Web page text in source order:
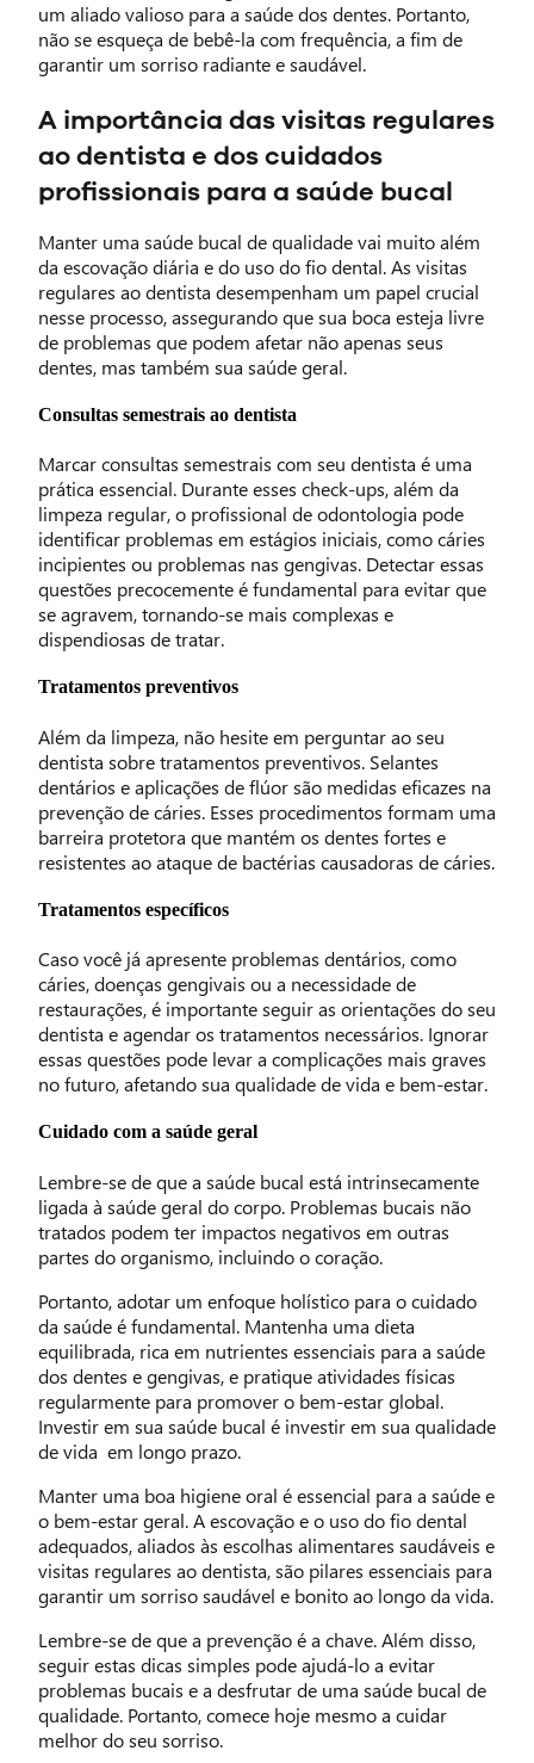
um aliado valioso para a saúde dos dentes. Portanto,
não se esqueça de bebê-la com frequência, a fim de
garantir um sorriso radiante e saudável.
A importância das visitas regulares
ao dentista e dos cuidados
profissionais para a saúde bucal
Manter uma saúde bucal de qualidade vai muito além
da escovação diária e do uso do fio dental. As visitas
regulares ao dentista desempenham um papel crucial
nesse processo, assegurando que sua boca esteja livre
de problemas que podem afetar não apenas seus
dentes, mas também sua saúde geral.
Consultas semestrais ao dentista
Marcar consultas semestrais com seu dentista é uma
prática essencial. Durante esses check-ups, além da
limpeza regular, o profissional de odontologia pode
identificar problemas em estágios iniciais, como cáries
incipientes ou problemas nas gengivas. Detectar essas
questões precocemente é fundamental para evitar que
se agravem, tornando-se mais complexas e
dispendiosas de tratar.
Tratamentos preventivos
Além da limpeza, não hesite em perguntar ao seu
dentista sobre tratamentos preventivos. Selantes
dentários e aplicações de flúor são medidas eficazes na
prevenção de cáries. Esses procedimentos formam uma
barreira protetora que mantém os dentes fortes e
resistentes ao ataque de bactérias causadoras de cáries.
Tratamentos específicos
Caso você já apresente problemas dentários, como
cáries, doenças gengivais ou a necessidade de
restaurações, é importante seguir as orientações do seu
dentista e agendar os tratamentos necessários. Ignorar
essas questões pode levar a complicações mais graves
no futuro, afetando sua qualidade de vida e bem-estar.
Cuidado com a saúde geral
Lembre-se de que a saúde bucal está intrinsecamente
ligada à saúde geral do corpo. Problemas bucais não
tratados podem ter impactos negativos em outras
partes do organismo, incluindo o coração.
Portanto, adotar um enfoque holístico para o cuidado
da saúde é fundamental. Mantenha uma dieta
equilibrada, rica em nutrientes essenciais para a saúde
dos dentes e gengivas, e pratique atividades físicas
regularmente para promover o bem-estar global.
Investir em sua saúde bucal é investir em sua qualidade
de vida em longo prazo.
Manter uma boa higiene oral é essencial para a saúde e
o bem-estar geral. A escovação e o uso do fio dental
adequados, aliados às escolhas alimentares saudáveis e
visitas regulares ao dentista, são pilares essenciais para
garantir um sorriso saudável e bonito ao longo da vida.
Lembre-se de que a prevenção é a chave. Além disso,
seguir estas dicas simples pode ajudá-lo a evitar
problemas bucais e a desfrutar de uma saúde bucal de
qualidade. Portanto, comece hoje mesmo a cuidar
melhor do seu sorriso.